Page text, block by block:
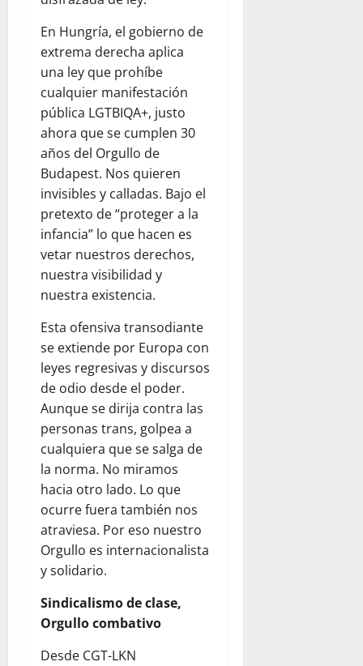
En Hungría, el gobierno de
extrema derecha aplica
una ley que prohíbe
cualquier manifestación
pública LGTBIQA+, justo
ahora que se cumplen 30
años del Orgullo de
Budapest. Nos quieren
invisibles y calladas. Bajo el
pretexto de “proteger a la
infancia” lo que hacen es
vetar nuestros derechos,
nuestra visibilidad y
nuestra existencia.
Esta ofensiva transodiante
se extiende por Europa con
leyes regresivas y discursos
de odio desde el poder.
Aunque se dirija contra las
personas trans, golpea a
cualquiera que se salga de
la norma. No miramos
hacia otro lado. Lo que
ocurre fuera también nos
atraviesa. Por eso nuestro
Orgullo es internacionalista
y solidario.
Sindicalismo de clase,
Orgullo combativo
Desde CGT-LKN